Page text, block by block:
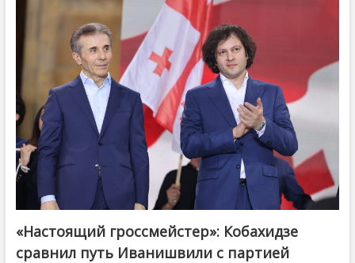
@ქართული ოცნება / Georgian Dream
«Настоящий гроссмейстер»: Кобахидзе
сравнил путь Иванишвили с партией